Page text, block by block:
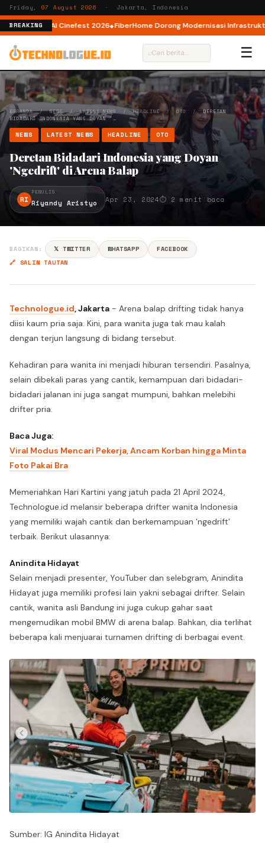
Friday, 07 August 2026 · Jakarta, Indonesia
BREAKING
lewat AI Cinefest 2026 FiberHome Dorong Modernisasi Infrastruktur
⌕ ☰
BERANDA/NEWS/LATEST NEWS /HEADLINE/OTO /DERETAN
BIDADARI INDONESIA YANG DOYAN '…
NEWS LATEST NEWS HEADLINE OTO
Deretan Bidadari Indonesia yang Doyan
'Ngedrift' di Arena Balap
RI
PENULIS
Riyandy Aristyo Apr 23, 2024⏱ 2 menit baca
BAGIKAN: 𝕏 TWITTER WHATSAPP
FACEBOOK
🔗 SALIN TAUTAN
Technologue.id, Jakarta - Arena balap drifting tidak hanya
diisi kaum pria saja. Kini, para wanita juga tak mau kalah
dengan terjun langsung di bidang tersebut.
Kehadiran para wanita ini menjadi hiburan tersendiri. Pasalnya,
selain dibekali paras yang cantik, kemampuan dari bidadari-
bidadari jalanan ini juga sangat mumpuni, bahkan melebihi
drifter pria.
Baca Juga:
Viral Modus Mencari Pekerja, Ancam Korban hingga Minta
Foto Pakai Bra
Memeriahkan Hari Kartini yang jatuh pada 21 April 2024,
Technologue.id melansir beberapa drifter wanita Indonesia
yang memiliki wajah cantik dan berkemampuan 'ngedrift'
terbaik. Berikut ulasannya:
Anindita Hidayat
Selain menjadi presenter, YouTuber dan selebgram, Anindita
Hidayat juga memiliki profesi lain yakni sebagai drifter. Selain
cantik, wanita asli Bandung ini juga cukup gahar saat
mengemudikan mobil BMW di arena balap. Bahkan, dia terlihat
beberapa kali menjuarai turnamen drifting di berbagai event.
Sumber: IG Anindita Hidayat